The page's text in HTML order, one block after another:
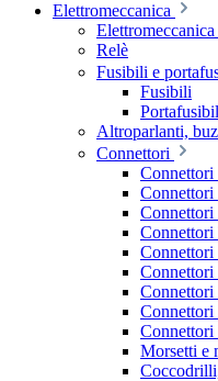
Elettromeccanica
Relè
Fusibili e
Fusibili
Altroparlanti,
Connettori
Connettori
Connettori
Connettori
Connettori
Connettori
Connettori
Morsetti e